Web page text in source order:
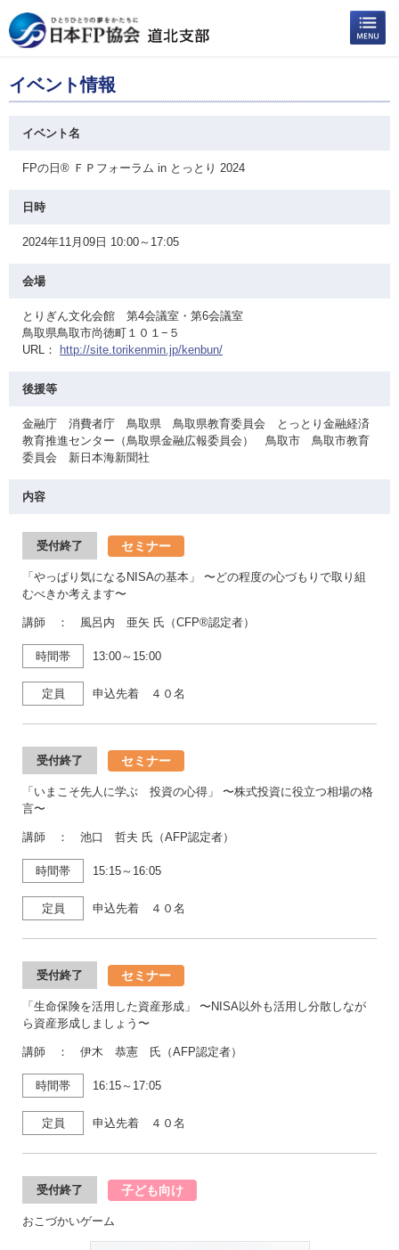
イベント情報
イベント名
FPの日® ＦＰフォーラム in とっとり 2024
日時
2024年11月09日 10:00～17:05
会場
とりぎん文化会館 第4会議室・第6会議室
鳥取県鳥取市尚徳町１０１−５
URL：
http://site.torikenmin.jp/kenbun/
後援等
金融庁 消費者庁 鳥取県 鳥取県教育委員会 とっとり金融経済
教育推進センター（鳥取県金融広報委員会） 鳥取市 鳥取市教育
委員会 新日本海新聞社
内容
受付終了 セミナー
「やっぱり気になるNISAの基本」 〜どの程度の心づもりで取り組
むべきか考えます〜
講師 ： 風呂内 亜矢 氏（CFP®認定者）
時間帯 13:00～15:00
定員 申込先着 ４０名
受付終了 セミナー
「いまこそ先人に学ぶ 投資の心得」 〜株式投資に役立つ相場の格
言〜
講師 ： 池口 哲夫 氏（AFP認定者）
時間帯 15:15～16:05
定員 申込先着 ４０名
受付終了 セミナー
「生命保険を活用した資産形成」 〜NISA以外も活用し分散しなが
ら資産形成しましょう〜
講師 ： 伊木 恭憲 氏（AFP認定者）
時間帯 16:15～17:05
定員 申込先着 ４０名
受付終了 子ども向け
おこづかいゲーム